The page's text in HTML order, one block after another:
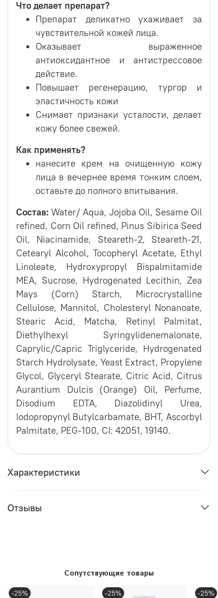
Что делает препарат?
Препарат деликатно ухаживает за
чувствительной кожей лица.
Оказывает выраженное
антиоксидантное и антистрессовое
действие.
Повышает регенерацию, тургор и
эластичность кожи
Снимает признаки усталости, делает
кожу более свежей.
Как применять?
нанесите крем на очищенную кожу
лица в вечернее время тонким слоем,
оставьте до полного впитывания.
Состав: Water/ Aqua, Jojoba Oil, Sesame Oil
refined, Corn Oil refined, Pinus Sibirica Seed
Oil, Niacinamide, Steareth-2, Steareth-21,
Cetearyl Alcohol, Tocopheryl Acetate, Ethyl
Linoleate, Hydroxypropyl Bispalmitamide
MEA, Sucrose, Hydrogenated Lecithin, Zea
Mays (Corn) Starch, Microcrystalline
Cellulose, Mannitol, Cholesteryl Nonanoate,
Stearic Acid, Matcha, Retinyl Palmitat,
Diethylhexyl Syringylidenemalonate,
Caprylic/Capric Triglyceride, Hydrogenated
Starch Hydrolysate, Yeast Extract, Propylene
Glycol, Glyceryl Stearate, Citric Acid, Citrus
Aurantium Dulcis (Orange) Oil, Perfume,
Disodium EDTA, Diazolidinyl Urea,
Iodopropynyl Butylcarbamate, BHT, Ascorbyl
Palmitate, PEG-100, CI: 42051, 19140.
Характеристики
Отзывы
Сопутствующие товары
-25% -25% -25%